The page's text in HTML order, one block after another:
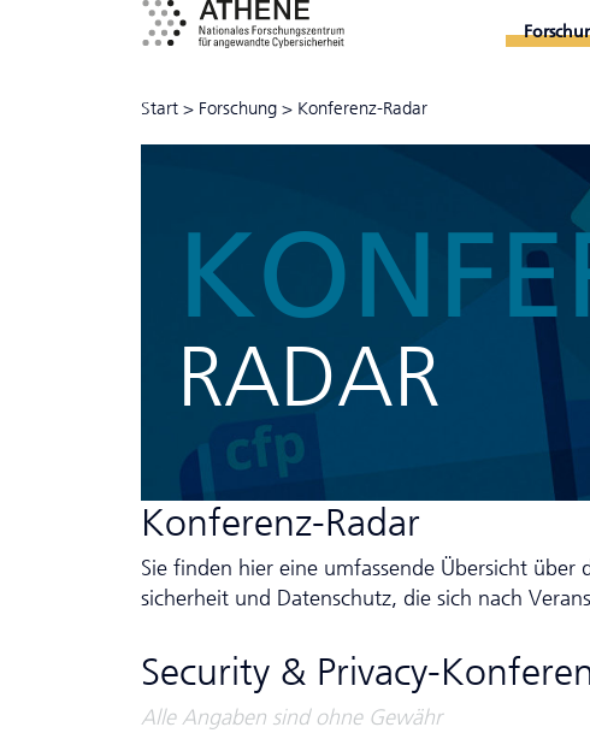
Start > Forschung > Konferenz-Radar
RADAR
Konferenz-Radar
Sie finden hier eine umfassende Übersicht
sicher­heit und Da­ten­schutz, die sich nach
Security & Privacy-
Alle Angaben sind ohne Gewähr